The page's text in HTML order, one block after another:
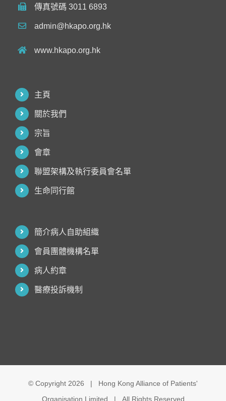
傳真號碼 3011 6893
admin@hkapo.org.hk
www.hkapo.org.hk
主頁
關於我們
宗旨
會章
聯盟架構及執行委員會名單
生命同行館
簡介病人自助組織
會員團體機構名單
病人約章
醫療投訴機制
© Copyright 2026 | Hong Kong Alliance of Patients'
Organisation Limited | All Rights Reserved